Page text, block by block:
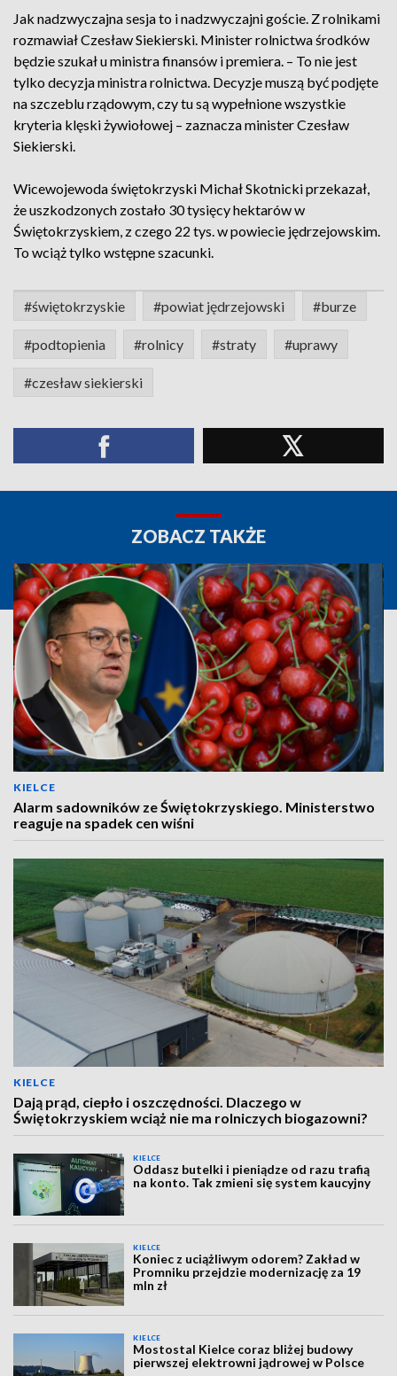
Jak nadzwyczajna sesja to i nadzwyczajni goście. Z rolnikami
rozmawiał Czesław Siekierski. Minister rolnictwa środków
będzie szukał u ministra finansów i premiera. – To nie jest
tylko decyzja ministra rolnictwa. Decyzje muszą być podjęte
na szczeblu rządowym, czy tu są wypełnione wszystkie
kryteria klęski żywiołowej – zaznacza minister Czesław
Siekierski.
Wicewojewoda świętokrzyski Michał Skotnicki przekazał,
że uszkodzonych zostało 30 tysięcy hektarów w
Świętokrzyskiem, z czego 22 tys. w powiecie jędrzejowskim.
To wciąż tylko wstępne szacunki.
#świętokrzyskie #powiat jędrzejowski #burze
#podtopienia #rolnicy #straty #uprawy
#czesław siekierski
ZOBACZ TAKŻE
KIELCE
Alarm sadowników ze Świętokrzyskiego. Ministerstwo
reaguje na spadek cen wiśni
KIELCE
Dają prąd, ciepło i oszczędności. Dlaczego w
Świętokrzyskiem wciąż nie ma rolniczych biogazowni?
KIELCE
Oddasz butelki i pieniądze od razu trafią
na konto. Tak zmieni się system kaucyjny
KIELCE
Koniec z uciążliwym odorem? Zakład w
Promniku przejdzie modernizację za 19
mln zł
KIELCE
Mostostal Kielce coraz bliżej budowy
pierwszej elektrowni jądrowej w Polsce